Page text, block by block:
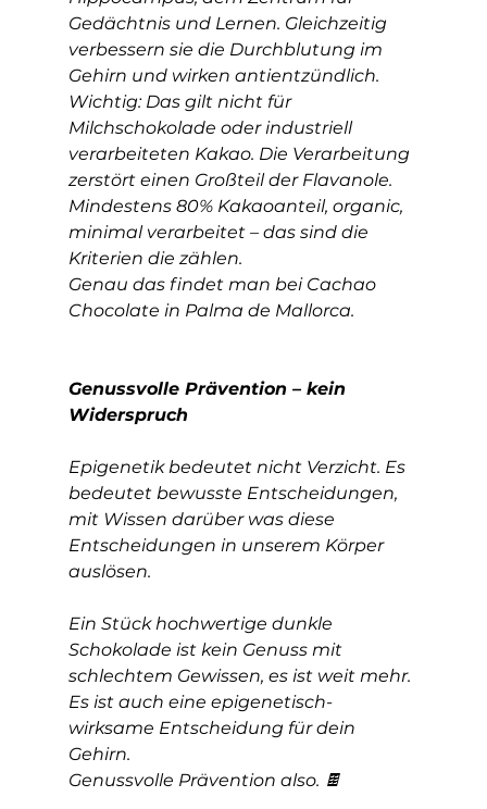
Gedächtnis und Lernen. Gleichzeitig
verbessern sie die Durchblutung im
Gehirn und wirken antientzündlich.
Wichtig: Das gilt nicht für
Milchschokolade oder industriell
verarbeiteten Kakao. Die Verarbeitung
zerstört einen Großteil der Flavanole.
Mindestens 80% Kakaoanteil, organic,
minimal verarbeitet – das sind die
Kriterien die zählen.
Genau das findet man bei Cachao
Chocolate in Palma de Mallorca.
Genussvolle Prävention – kein
Widerspruch
Epigenetik bedeutet nicht Verzicht. Es
bedeutet bewusste Entscheidungen,
mit Wissen darüber was diese
Entscheidungen in unserem Körper
auslösen.
Ein Stück hochwertige dunkle
Schokolade ist kein Genuss mit
schlechtem Gewissen, es ist weit mehr.
Es ist auch eine epigenetisch-
wirksame Entscheidung für dein
Gehirn.
Genussvolle Prävention also. 🍫